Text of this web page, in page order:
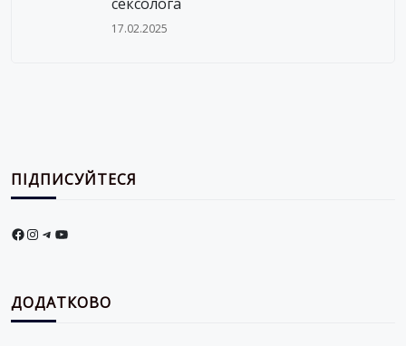
17.02.2025
ПІДПИСУЙТЕСЯ
Facebook
Instagram
Telegram
YouTube
ДОДАТКОВО